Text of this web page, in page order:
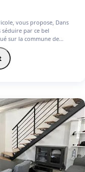
vous propose, Dans
par ce bel
sur la commune de
offre une vue dégagée
balcon, d'une
50 m², idéal pour
détente.